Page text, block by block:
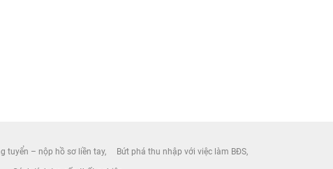
tuyển – nộp hồ sơ liền tay Bứt phá thu nhập với việc làm BĐS